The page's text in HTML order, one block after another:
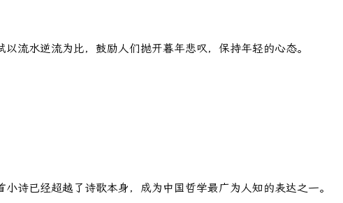
流水逆流为比，鼓励人们抛开暮年悲叹，保持年轻的心态。
诗已经超越了诗歌本身，成为中国哲学最广为人知的表达之一。